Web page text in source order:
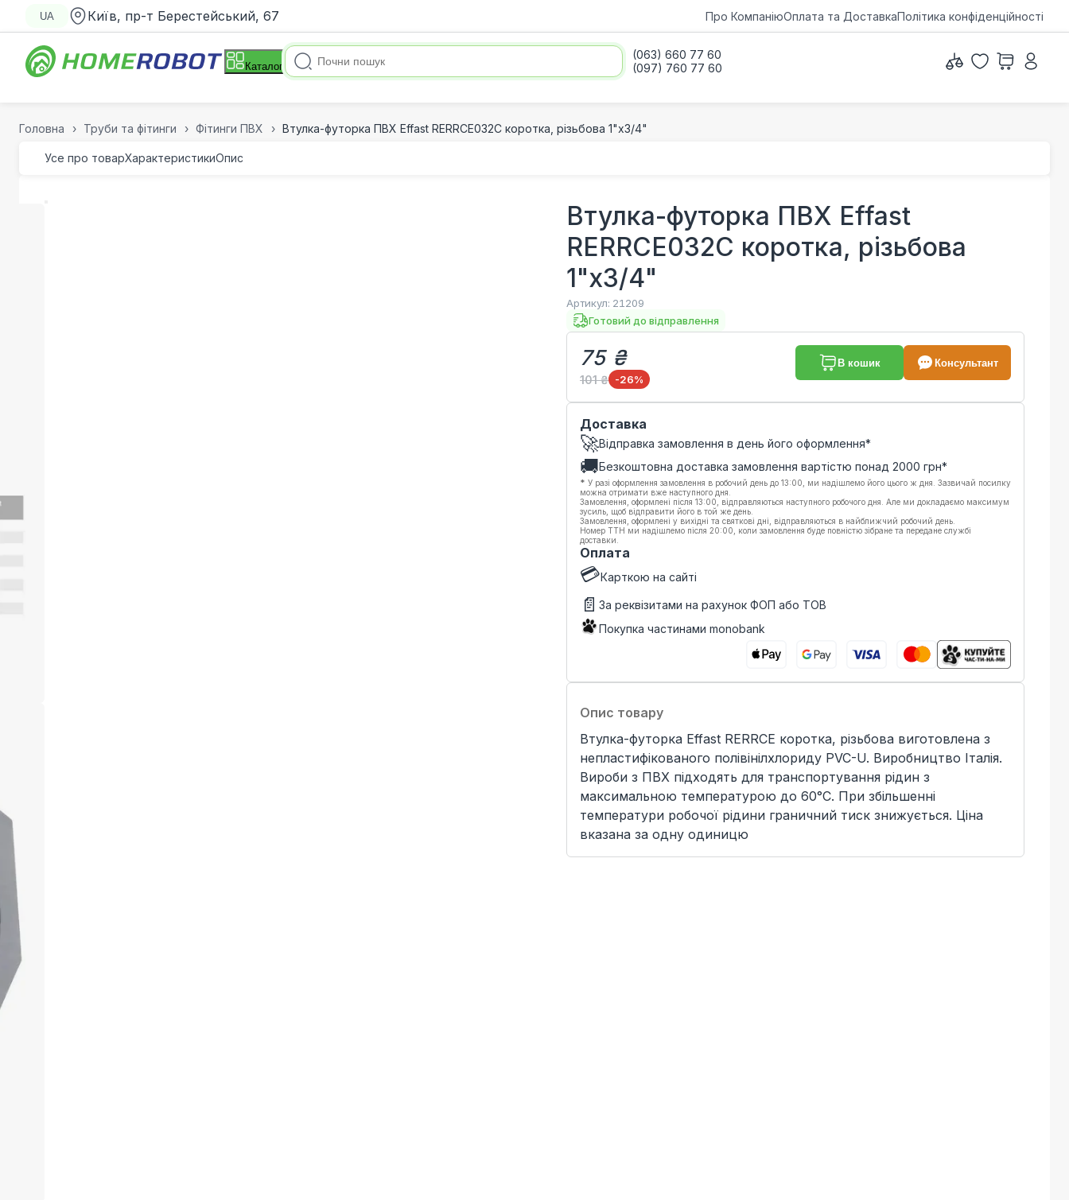
UA Київ, пр-т Берестейський, 67 Про КомпаніюОплата та ДоставкаПолітика конфіденційності
Каталог
(063) 660 77 60
(097) 760 77 60
Головна Труби та фітинги Фітинги ПВХ Втулка-футорка ПВХ Effast RERRCE032C коротка, різьбова 1"x3/4"
Усе про товарХарактеристикиОпис
Втулка-футорка ПВХ Effast
RERRCE032C коротка, різьбова
1"x3/4"
Артикул: 21209
Готовий до відправлення
75 ₴
101 ₴ -26%
В кошик Консультант
Доставка
🚀Відправка замовлення в день його оформлення*
🚚Безкоштовна доставка замовлення вартістю понад 2000 грн*
* У разі оформлення замовлення в робочий день до 13:00, ми надішлемо його цього ж дня. Зазвичай посилку
можна отримати вже наступного дня.
Замовлення, оформлені після 13:00, відправляються наступного робочого дня. Але ми докладаємо максимум
зусиль, щоб відправити його в той же день.
Замовлення, оформлені у вихідні та святкові дні, відправляються в найближчий робочий день.
Номер ТТН ми надішлемо після 20:00, коли замовлення буде повністю зібране та передане службі
доставки.
Оплата
💳Карткою на сайті
📄 За реквізитами на рахунок ФОП або ТОВ
Покупка частинами monobank
Опис товару
Втулка-футорка Effast RERRCE коротка, різьбова виготовлена з
непластифікованого полівінілхлориду PVC-U. Виробництво Італія.
Вироби з ПВХ підходять для транспортування рідин з
максимальною температурою до 60°C. При збільшенні
температури робочої рідини граничний тиск знижується. Ціна
вказана за одну одиницю